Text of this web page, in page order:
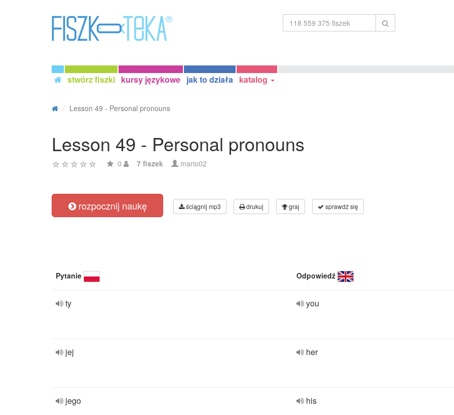
stwórz fiszki kursy językowe jak to działa katalog
Lesson 49 - Personal pronouns
Lesson 49 - Personal pronouns
0 7 fiszek mario02
rozpocznij naukę ściągnij mp3 drukuj graj sprawdź się
Pytanie Odpowiedź
ty you
jej her
jego his